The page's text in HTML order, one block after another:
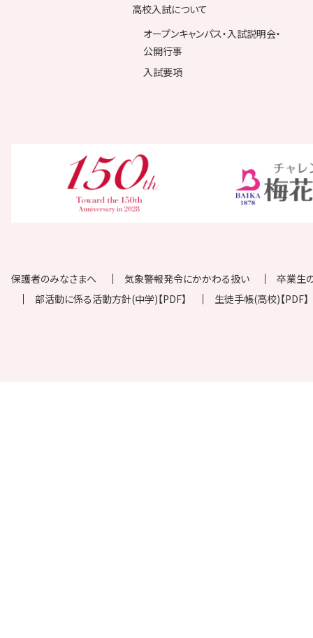
高校入試について
オープンキャンパス・入試説明会・
公開行事
入試要項
保護者のみなさまへ 気象警報発令にかかわる扱い
卒業生
部活動に係る活動方針(中学)【PDF】
生徒手帳(高校)【PDF】